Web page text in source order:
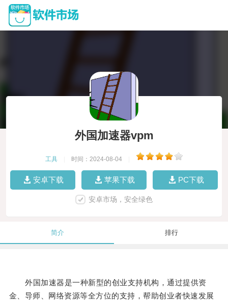
外国加速器vpm
工具 时间：2024-08-04
安卓下载 苹果下载 PC下载
安卓市场，安全绿色
简介 排行
外国加速器是一种新型的创业支持机构，通过提供资
金、导师、网络资源等全方位的支持，帮助创业者快速发展